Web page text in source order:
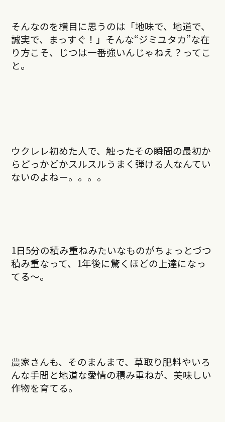
そんなのを横目に思うのは「地味で、地道で、
誠実で、まっすぐ！」そんな“ジミユタカ”な在
り方こそ、じつは一番強いんじゃねえ？ってこ
と。
ウクレレ初めた人で、触ったその瞬間の最初か
らどっかどかスルスルうまく弾ける人なんてい
ないのよねー。。。。
1日5分の積み重ねみたいなものがちょっとづつ
積み重なって、1年後に驚くほどの上達になっ
てる〜。
農家さんも、そのまんまで、草取り肥料やいろ
んな手間と地道な愛情の積み重ねが、美味しい
作物を育てる。